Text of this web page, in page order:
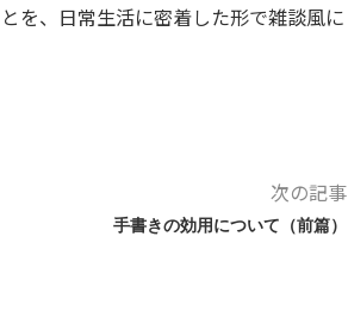
を、日常生活に密着した形で雑談風に
次の記事
手書きの効用について（前篇）